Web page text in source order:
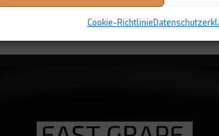
Cookie-Richtlinie
Anmelden